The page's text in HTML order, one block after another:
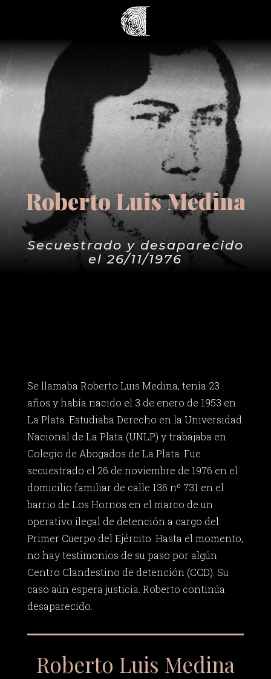
Roberto Luis Medina
Secuestrado y desaparecido
el 26/11/1976
Se llamaba Roberto Luis Medina, tenía 23
años y había nacido el 3 de enero de 1953 en
La Plata. Estudiaba Derecho en la Universidad
Nacional de La Plata (UNLP) y trabajaba en
Colegio de Abogados de La Plata. Fue
secuestrado el 26 de noviembre de 1976 en el
domicilio familiar de calle 136 nº 731 en el
barrio de Los Hornos en el marco de un
operativo ilegal de detención a cargo del
Primer Cuerpo del Ejército. Hasta el momento,
no hay testimonios de su paso por algún
Centro Clandestino de detención (CCD). Su
caso aún espera justicia. Roberto continúa
desaparecido.
Roberto Luis Medina